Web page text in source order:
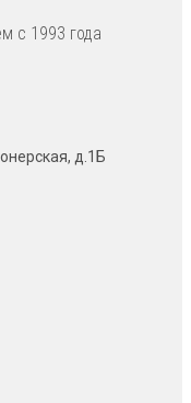
с 1993 года
д.1Б